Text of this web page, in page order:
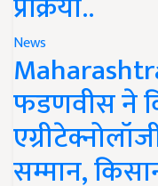
News
फडणवीस ने
सम्मान,